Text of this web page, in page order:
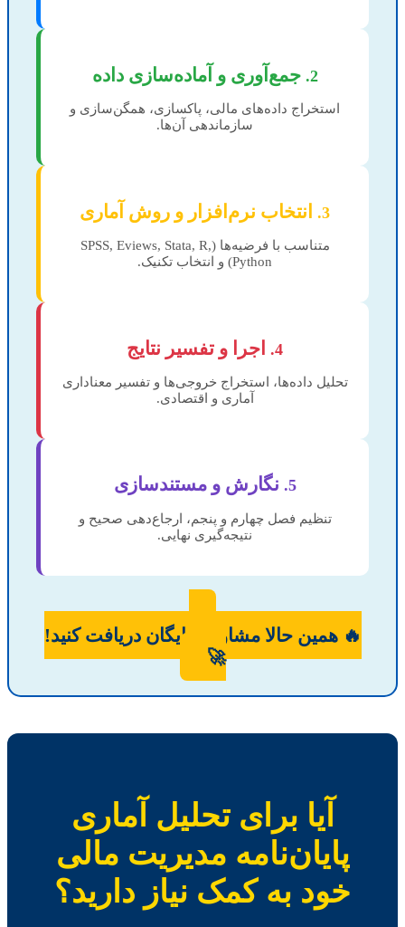
2. جمع‌آوری و آماده‌سازی داده
استخراج داده‌های مالی، پاکسازی، همگن‌سازی و
سازماندهی آن‌ها.
3. انتخاب نرم‌افزار و روش آماری
متناسب با فرضیه‌ها (SPSS, Eviews, Stata, R,
Python) و انتخاب تکنیک.
4. اجرا و تفسیر نتایج
تحلیل داده‌ها، استخراج خروجی‌ها و تفسیر معناداری
آماری و اقتصادی.
5. نگارش و مستندسازی
تنظیم فصل چهارم و پنجم، ارجاع‌دهی صحیح و
نتیجه‌گیری نهایی.
🔥 همین حالا مشاوره رایگان دریافت کنید!
🚀
آیا برای تحلیل آماری
پایان‌نامه مدیریت مالی
خود به کمک نیاز دارید؟